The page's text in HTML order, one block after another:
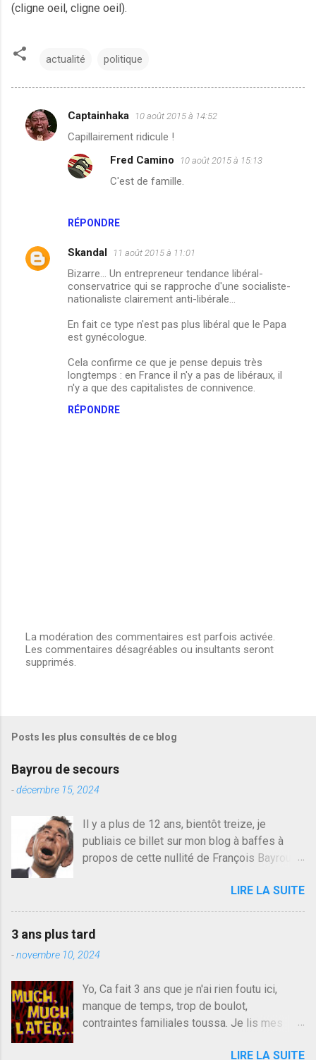
(cligne oeil, cligne oeil).
actualité politique
C
o
a
Captainhaka 10 août 2015 à 14:52
Capillairement ridicule !
RÉPONDRE
Fred Camino 10 août 2015 à 15:13
C'est de famille.
Skandal 11 août 2015 à 11:01
Bizarre... Un entrepreneur tendance libéral-
conservatrice qui se rapproche d'une socialiste-
nationaliste clairement anti-libérale...
En fait ce type n'est pas plus libéral que le Papa
est gynécologue.
Cela confirme ce que je pense depuis très
longtemps : en France il n'y a pas de libéraux, il
n'y a que des capitalistes de connivence.
RÉPONDRE
E
n
t
e
r
u
m
m
e
n
r
e
La modération des commentaires est parfois activée.
Les commentaires désagréables ou insultants seront
supprimés.
Posts les plus consultés de ce blog
Bayrou de secours
-décembre 15, 2024
Il y a plus de 12 ans, bientôt treize, je
publiais ce billet sur mon blog à baffes à
propos de cette nullité de François Bayrou. Il
quelqu'un, je ne parle pas des couples mais
des amis ou des valeurs dans lesquels on
croit. François Bayrou est en passe de
devenir le traite d'une partie de son électorat
et c'est par la presse qu'on l'apprend. On
plus proche de Sarkozy que de Hollande,
sinon il serait candidat du centre de la
gauche molle mais quand on écoutait ses
LIRE LA SUITE
3 ans plus tard
-novembre 10, 2024
Yo, Ca fait 3 ans que je n'ai rien foutu ici,
manque de temps, trop de boulot,
contraintes familiales toussa. Je lis mes
lecture mais je commente rarement, j'ai eu un
LIRE LA SUITE